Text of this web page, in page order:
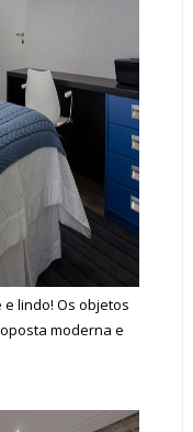
lindo! Os objetos
moderna e